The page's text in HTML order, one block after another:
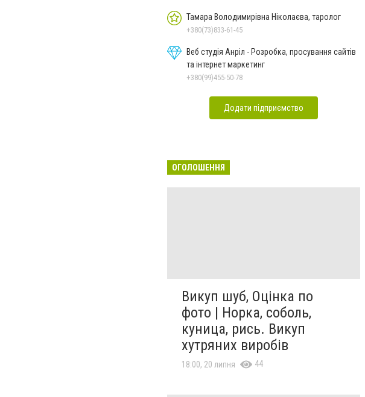
Тамара Володимирівна Ніколаєва, таролог
+380(73)833-61-45
Веб студія Анріл - Розробка, просування сайтів
та інтернет маркетинг
+380(99)455-50-78
Додати підприємство
ОГОЛОШЕННЯ
Викуп шуб, Оцінка по
фото | Норка, соболь,
куница, рись. Викуп
хутряних виробів
18:00, 20 липня 44